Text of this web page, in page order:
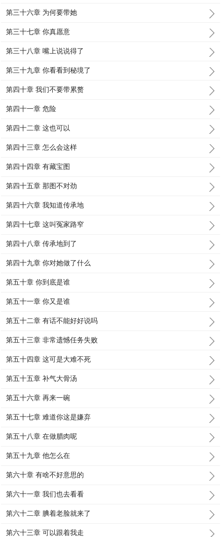
第三十六章 为何要带她
第三十七章 你真愿意
第三十八章 嘴上说说得了
第三十九章 你看看到秘境了
第四十章 我们不要带累赘
第四十一章 危险
第四十二章 这也可以
第四十三章 怎么会这样
第四十四章 有藏宝图
第四十五章 那图不对劲
第四十六章 我知道传承地
第四十七章 这叫冤家路窄
第四十八章 传承地到了
第四十九章 你对她做了什么
第五十章 你到底是谁
第五十一章 你又是谁
第五十二章 有话不能好好说吗
第五十三章 非常遗憾任务失败
第五十四章 这可是大难不死
第五十五章 补气大骨汤
第五十六章 再来一碗
第五十七章 难道你这是嫌弃
第五十八章 在做腊肉呢
第五十九章 他怎么在
第六十章 有啥不好意思的
第六十一章 我们也去看看
第六十二章 腆着老脸就来了
第六十三章 可以跟着我走